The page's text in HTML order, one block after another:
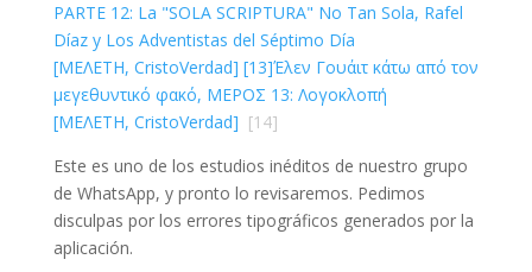
PARTE 12: La "SOLA SCRIPTURA" No Tan Sola, Rafel
Díaz y Los Adventistas del Séptimo Día
[ΜΕΛΕΤΗ, CristoVerdad] [13]Έλεν Γουάιτ κάτω από τον
μεγεθυντικό φακό, ΜΕΡΟΣ 13: Λογοκλοπή
[ΜΕΛΕΤΗ, CristoVerdad] [14]
Este es uno de los estudios inéditos de nuestro grupo
de WhatsApp, y pronto lo revisaremos. Pedimos
disculpas por los errores tipográficos generados por la
aplicación.